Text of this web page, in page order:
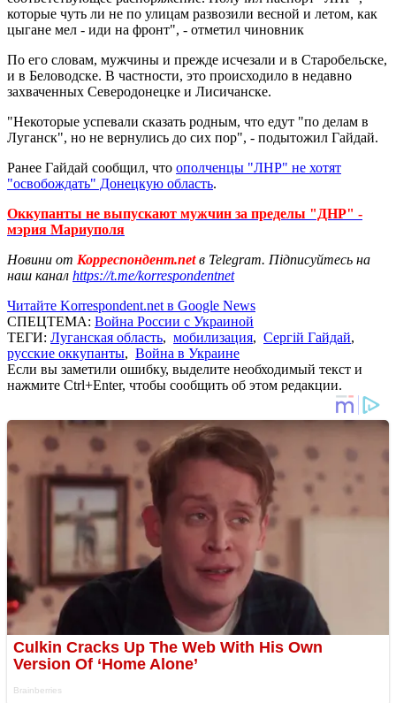
которые чуть ли не по улицам развозили весной и летом, как
цыгане мел - иди на фронт", - отметил чиновник
По его словам, мужчины и прежде исчезали и в Старобельске,
и в Беловодске. В частности, это происходило в недавно
захваченных Северодонецке и Лисичанске.
"Некоторые успевали сказать родным, что едут "по делам в
Луганск", но не вернулись до сих пор", - подытожил Гайдай.
Ранее Гайдай сообщил, что ополченцы "ЛНР" не хотят
"освобождать" Донецкую область.
Оккупанты не выпускают мужчин за пределы "ДНР" -
мэрия Мариуполя
Новини от Корреспондент.netв Telegram. Підписуйтесь на
наш канал https://t.me/korrespondentnet
Читайте Korrespondent.net в Google News
СПЕЦТЕМА: Война России с Украиной
ТЕГИ: Луганская область, мобилизация, Сергій Гайдай,
русские оккупанты, Война в Украине
Если вы заметили ошибку, выделите необходимый текст и
нажмите Ctrl+Enter, чтобы сообщить об этом редакции.